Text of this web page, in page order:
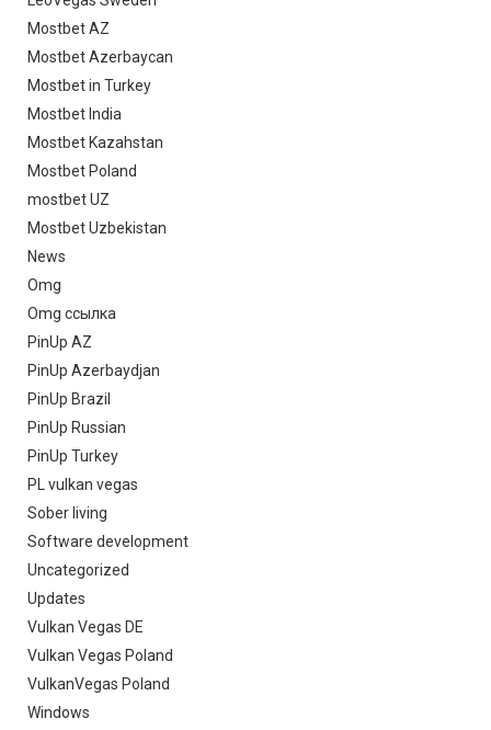
Mostbet AZ
Mostbet Azerbaycan
Mostbet in Turkey
Mostbet India
Mostbet Kazahstan
Mostbet Poland
mostbet UZ
Mostbet Uzbekistan
News
Omg
Omg ссылка
PinUp AZ
PinUp Azerbaydjan
PinUp Brazil
PinUp Russian
PinUp Turkey
PL vulkan vegas
Sober living
Software development
Uncategorized
Updates
Vulkan Vegas DE
Vulkan Vegas Poland
VulkanVegas Poland
Windows